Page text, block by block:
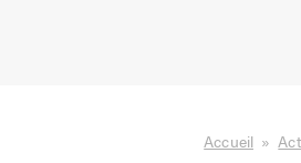
Accueil »